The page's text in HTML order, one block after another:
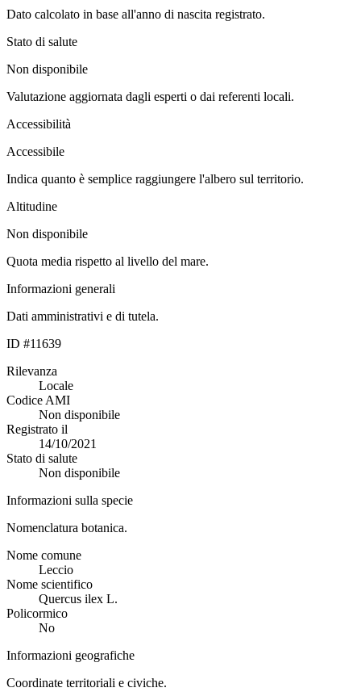
Dato calcolato in base all'anno di nascita registrato.
Stato di salute
Non disponibile
Valutazione aggiornata dagli esperti o dai referenti locali.
Accessibilità
Accessibile
Indica quanto è semplice raggiungere l'albero sul territorio.
Altitudine
Non disponibile
Quota media rispetto al livello del mare.
Informazioni generali
Dati amministrativi e di tutela.
ID #11639
Rilevanza
Locale
Codice AMI
Non disponibile
Registrato il
14/10/2021
Stato di salute
Non disponibile
Informazioni sulla specie
Nomenclatura botanica.
Nome comune
Leccio
Nome scientifico
Quercus ilex L.
Policormico
No
Informazioni geografiche
Coordinate territoriali e civiche.